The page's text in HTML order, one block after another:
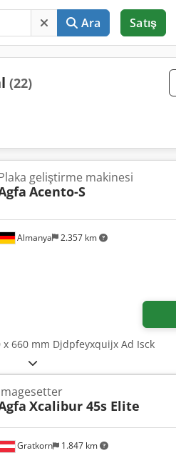
Ara Satış
(22)
Almanya 2.357 km
geliştirme makinesi
Acento-S
x 660 mm Djdpfeyxquijx Ad Isck
Gratkorn 1.847 km
Xcalibur 45s Elite